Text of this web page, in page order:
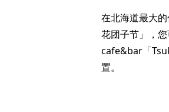
在北海道最大
花团子节」，您
cafe&bar「
置。